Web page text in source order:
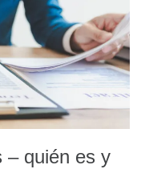
– quién es y